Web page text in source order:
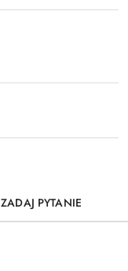
ZADAJ PYTANIE